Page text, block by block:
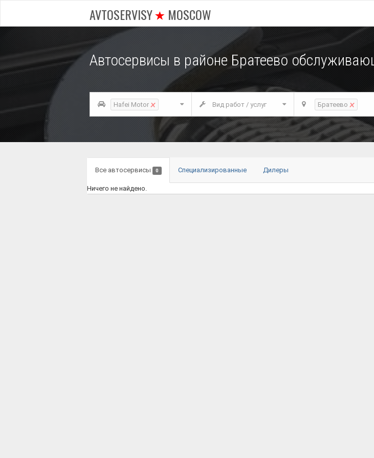
AVTOSERVISY MOSCOW
Автосервисы в районе Братеево
Hafei Motor × Вид работ / услуг Братеево ×
Все автосервисы 0 Специализированные Дилеры
Ничего не найдено.